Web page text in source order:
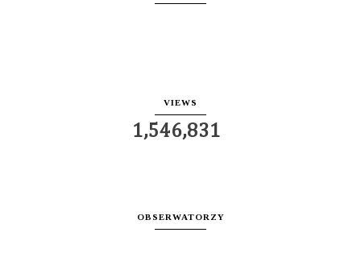
VIEWS
1,546,831
OBSERWATORZY